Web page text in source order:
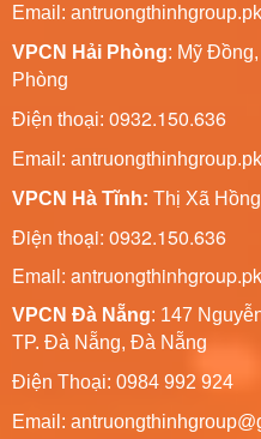
Email:
VPCN Hải Phòng: Mỹ
Phòng
Điện thoại: 0932.150.636
Email:
VPCN Hà Tĩnh: Thị Xã
Điện thoại: 0932.150.636
Email:
VPCN Đà Nẵng: 147
TP. Đà Nẵng, Đà Nẵng
Điện Thoại: 0984 992 924
Email: